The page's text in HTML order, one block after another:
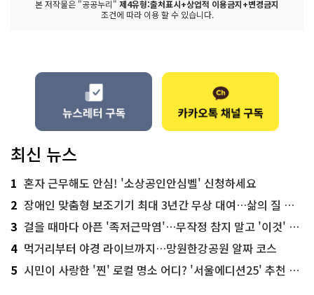
본 저작물은 "공공누리" 제4유형:출처표시+상업적 이용금지+변경금지
조건에 따라 이용 할 수 있습니다.
최신 뉴스
1 혼자 근무해도 안심! '소상공인안심벨' 신청하세요
2 장애인 맞춤형 보조기기 최대 3년간 무상 대여…삶의 질 높인다
3 걸을 때마다 아픈 '족저근막염'…무작정 참지 말고 '이것' 해보세요!
4 먹거리부터 야경 라이브까지…망원한강공원 알짜 코스
5 시민이 사랑한 '찐' 로컬 명소 어디? '서울에디션25' 추천 코스